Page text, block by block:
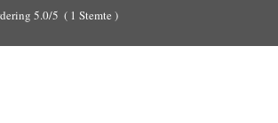
5.0/5 ( 1 Stemte )